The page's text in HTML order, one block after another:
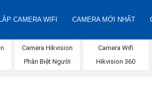
LẮP CAMERA WIFI CAMERA MỚI NHẤT
Camera Hikvision
Phân Biệt Người
Camera Wifi
Hikvision 360